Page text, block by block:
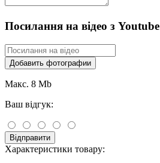
Посилання на відео з Youtube
Добавить фотографии
Макс. 8 Mb
Ваш відгук:
Відправити
Характеристики товару: